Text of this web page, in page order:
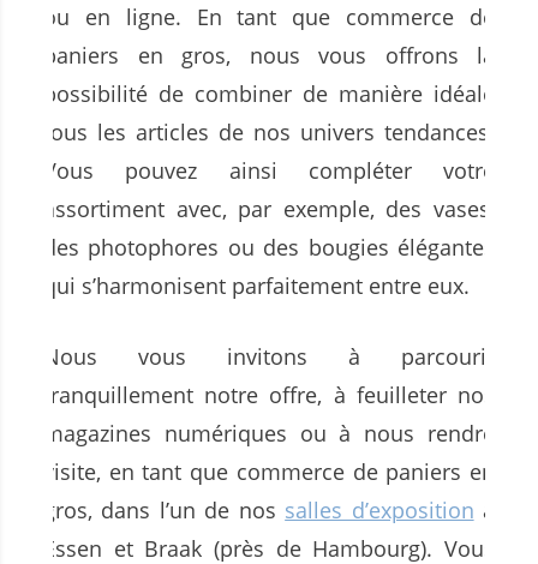
ou en ligne. En tant que commerce de
paniers en gros, nous vous offrons la
possibilité de combiner de manière idéale
tous les articles de nos univers tendances.
Vous pouvez ainsi compléter votre
assortiment avec, par exemple, des vases,
des photophores ou des bougies élégantes
qui s’harmonisent parfaitement entre eux.
Nous vous invitons à parcourir
tranquillement notre offre, à feuilleter nos
magazines numériques ou à nous rendre
visite, en tant que commerce de paniers en
gros, dans l’un de nos salles d’exposition à
Essen et Braak (près de Hambourg). Vous